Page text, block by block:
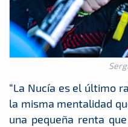
“La Nucía es el último
la misma mentalidad
una pequeña renta